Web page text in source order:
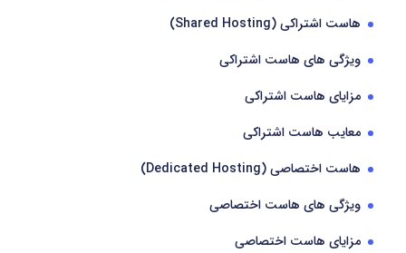
هاست اشتراکی (Shared Hosting)
ویژگی های هاست اشتراکی
مزایای هاست اشتراکی
معایب هاست اشتراکی
هاست اختصاصی (Dedicated Hosting)
ویژگی های هاست اختصاصی
مزایای هاست اختصاصی